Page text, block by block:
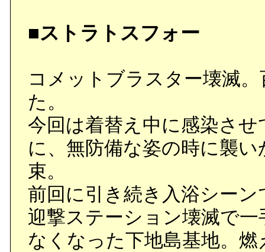
■ストラトスフォー
コメットブラスター壊滅
た。
今回は着替え中に感染さ
に、無防備な姿の時に襲
束。
前回に引き続き入浴シーン
迎撃ステーション壊滅で
なくなった下地島基地。